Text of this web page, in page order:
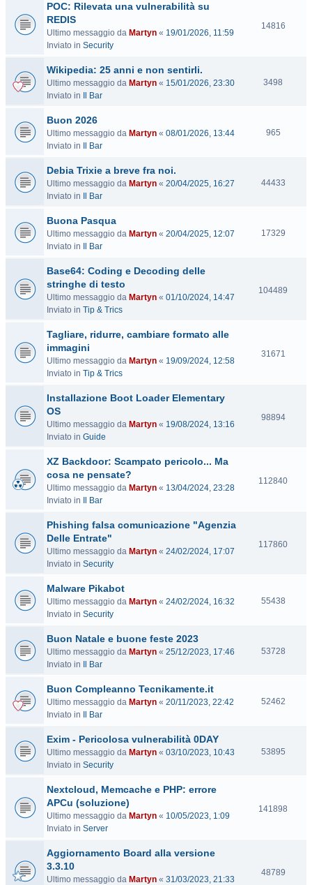
e
POC: Rilevata una vulnerabilità su
REDIS
Ultimo messaggio da Martyn « 19/01/2026, 11:59
Inviato in Security
14816V
Wikipedia: 25 anni e non sentirli.
Ultimo messaggio da Martyn « 15/01/2026, 23:30
Inviato in
Il Bar
3498
Buon 2026
Ultimo messaggio da Martyn « 08/01/2026, 13:44
Inviato in
Il Bar
965V
t
Debia Trixie a breve fra noi.
Ultimo messaggio da Martyn « 20/04/2025, 16:27
Inviato in
Il Bar
44433V
t
Buona Pasqua
Ultimo messaggio da Martyn « 20/04/2025, 12:07
Inviato in
Il Bar
17329V
e
Base64: Coding e Decoding delle
stringhe di testo
Ultimo messaggio da Martyn « 01/10/2024, 14:47
Inviato in Tip & Trics
104489
Tagliare, ridurre, cambiare formato alle
immagini
Ultimo messaggio da Martyn « 19/09/2024, 12:58
Inviato in Tip & Trics
31671
e
Installazione Boot Loader Elementary
OS
Ultimo messaggio da Martyn « 19/08/2024, 13:16
Inviato in Guide
98894V
e
XZ Backdoor: Scampato pericolo... Ma
cosa ne pensate?
Ultimo messaggio da Martyn « 13/04/2024, 23:28
Inviato in
Il Bar
112840V
e
Phishing falsa comunicazione "Agenzia
Delle Entrate"
Ultimo messaggio da Martyn « 24/02/2024, 17:07
Inviato in Security
117860V
Malware Pikabot
Ultimo messaggio da Martyn « 24/02/2024, 16:32
Inviato in Security
55438V
t
Buon Natale e buone feste 2023
Ultimo messaggio da Martyn « 25/12/2023, 17:46
Inviato in
Il Bar
53728V
t
Buon Compleanno Tecnikamente.it
Ultimo messaggio da Martyn « 20/11/2023, 22:42
Inviato in
Il Bar
52462V
t
Exim - Pericolosa vulnerabilità 0DAY
Ultimo messaggio da Martyn « 03/10/2023, 10:43
Inviato in Security
53895V
e
Nextcloud, Memcache e PHP: errore
APCu (soluzione)
Ultimo messaggio da Martyn « 10/05/2023, 1:09
Inviato in Server
141898
Aggiornamento Board alla versione
3.3.10
Ultimo messaggio da Martyn « 31/03/2023, 21:33
48789V